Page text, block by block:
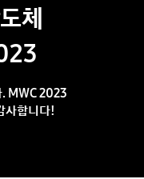
체
. MWC 2023
사합니다!